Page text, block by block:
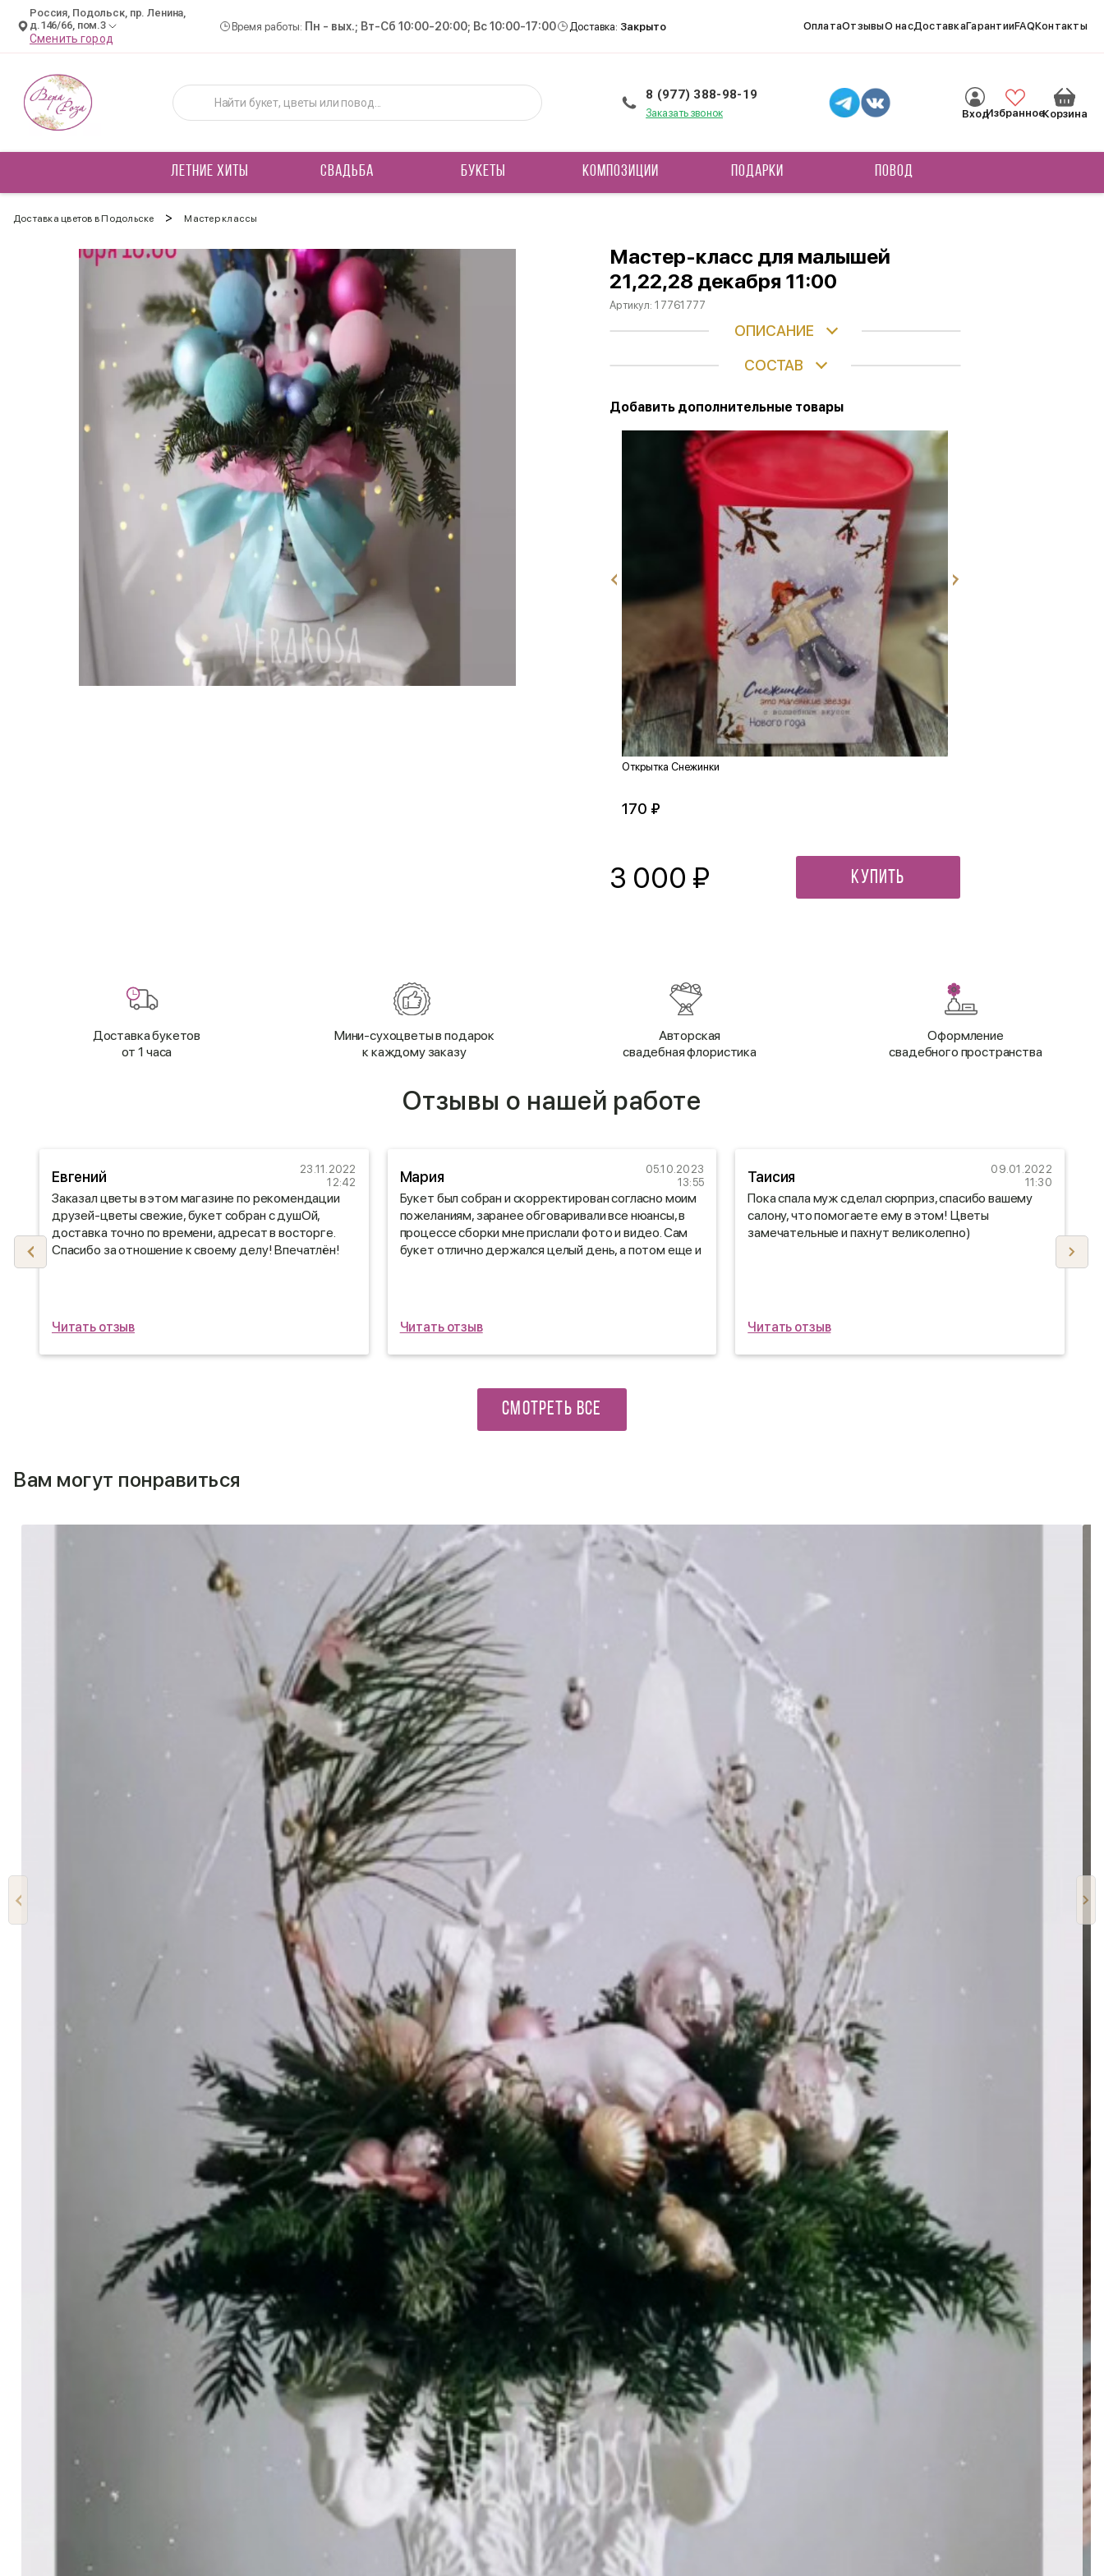
Россия, Подольск, пр. Ленина,
д.146/66, пом.3
Сменить город
Время работы: Пн - вых.; Вт-Сб 10:00-20:00; Вс 10:00-17:00 Доставка: Закрыто ОплатаОтзывыО насДоставкаГарантииFAQКонтакты
8 (977) 388-98-19
Заказать звонок ВходИзбранноеКорзина
ЛЕТНИЕ ХИТЫ СВАДЬБА БУКЕТЫ КОМПОЗИЦИИ ПОДАРКИ ПОВОД
Доставка цветов в Подольске > Мастер классы
Мастер-класс для малышей
21,22,28 декабря 11:00
Артикул:17761777
ОПИСАНИЕ
СОСТАВ
Добавить дополнительные товары
Открытка Снежинки
170 ₽
3 000 ₽ Купить
Доставка букетов
от 1 часа
Мини-сухоцветы в подарок
к каждому заказу
Авторская
свадебная флористика
Оформление
свадебного пространства
Отзывы о нашей работе
Евгений
23.11.2022
12:42
Заказал цветы в этом магазине по рекомендации
друзей-цветы свежие, букет собран с душОй,
доставка точно по времени, адресат в восторге.
Спасибо за отношение к своему делу! Впечатлён!
Читать отзыв
Мария
05.10.2023
13:55
Букет был собран и скорректирован согласно моим
пожеланиям, заранее обговаривали все нюансы, в
процессе сборки мне прислали фото и видео. Сам
букет отлично держался целый день, а потом еще и
Читать отзыв
Таисия
09.01.2022
11:30
Пока спала муж сделал сюрприз, спасибо вашему
салону, что помогаете ему в этом! Цветы
замечательные и пахнут великолепно)
Читать отзыв
СМОТРЕТЬ ВСЕ
Вам могут понравиться